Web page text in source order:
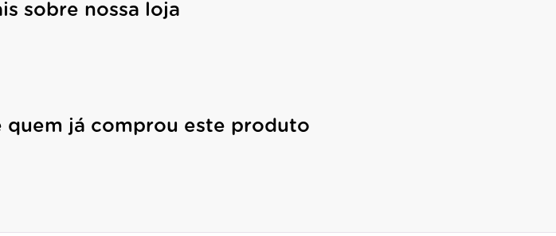
sobre nossa loja
quem já comprou este produto